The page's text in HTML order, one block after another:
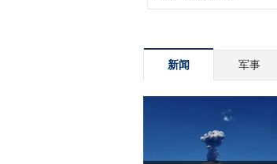
新闻 军事